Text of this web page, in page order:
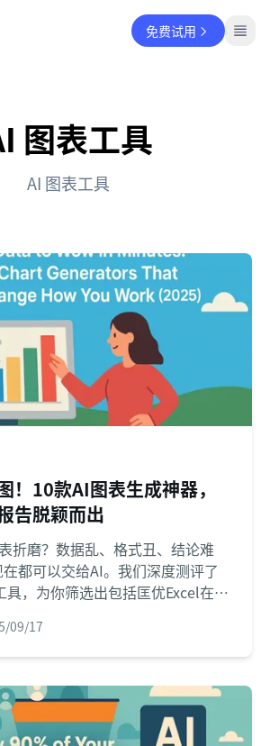
免费试用
图表工具
AI 图表工具
！10款AI图表生成神器，
告脱颖而出
折磨？数据乱、格式丑、结论难
都可以交给AI。我们深度测评了
具，为你筛选出包括匡优Excel在内
你告别加班。
09/17